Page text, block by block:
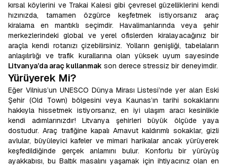
kırsal köylerini ve Trakai Kalesi gibi çevresel güzelliklerini kendi
hızınızda, tamamen özgürce keşfetmek istiyorsanız araç
kiralama en mantıklı seçimdir. Havalimanlarında veya şehir
merkezlerindeki global ve yerel ofislerden kiralayacağınız bir
araçla kendi rotanızı çizebilirsiniz. Yolların genişliği, tabelaların
anlaşılırlığı ve trafik kurallarına olan yüksek uyum sayesinde
Litvanya’da araç kullanmak son derece stressiz bir deneyimdir.
Yürüyerek Mi?
Eğer Vilnius’un UNESCO Dünya Mirası Listesi’nde yer alan Eski
Şehir (Old Town) bölgesini veya Kaunas’ın tarihi sokaklarını
hakkıyla hissetmek istiyorsanız, en iyi ulaşım aracı kesinlikle
kendi adımlarınızdır! Litvanya şehirleri büyük ölçüde yaya
dostudur. Araç trafiğine kapalı Arnavut kaldırımlı sokaklar, gizli
avlular, büyüleyici kafeler ve mimari harikalar ancak yürüyerek
keşfedildiğinde gerçek anlamını bulur. Konforlu bir yürüyüş
ayakkabısı, bu Baltık masalını yaşamak için ihtiyacınız olan en